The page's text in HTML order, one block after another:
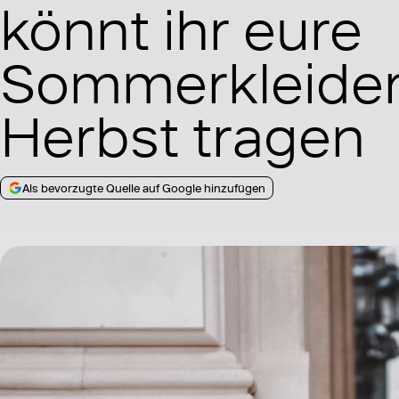
könnt ihr eure
Herbst tragen
Als bevorzugte Quelle auf Google hinzufügen